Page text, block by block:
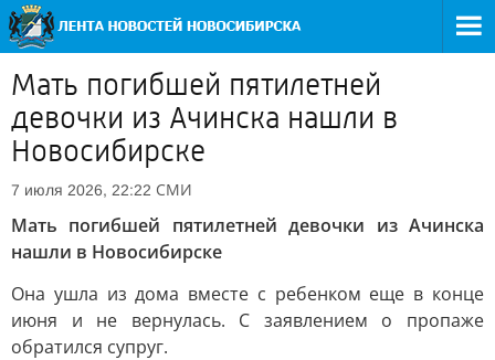
Мать погибшей пятилетней
девочки из Ачинска нашли в
Новосибирске
7 июля 2026, 22:22 СМИ
Мать погибшей пятилетней девочки из Ачинска
нашли в Новосибирске
Она ушла из дома вместе с ребенком еще в конце
июня и не вернулась. С заявлением о пропаже
обратился супруг.